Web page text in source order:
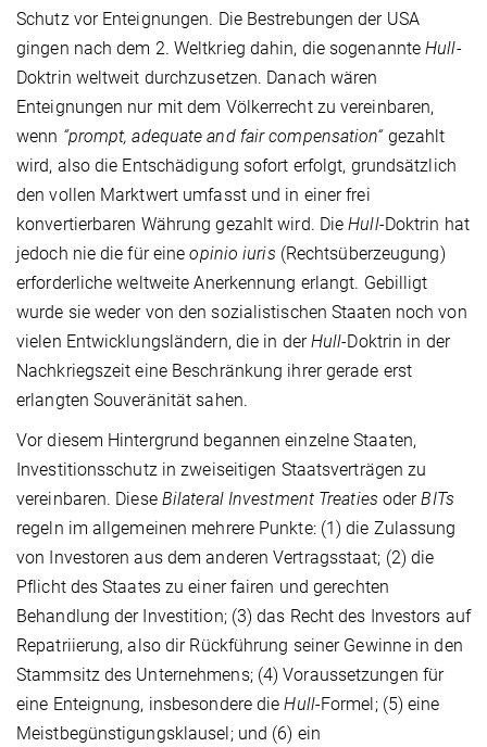
Schutz vor Enteignungen. Die Bestrebungen der USA
gingen nach dem 2. Weltkrieg dahin, die sogenannteHull-
Doktrin weltweit durchzusetzen. Danach wären
Enteignungen nur mit dem Völkerrecht zu vereinbaren,
wenn “prompt, adequate and fair compensation“gezahlt
wird, also die Entschädigung sofort erfolgt, grundsätzlich
den vollen Marktwert umfasst und in einer frei
konvertierbaren Währung gezahlt wird. DieHull-Doktrin hat
jedoch nie die für eineopinio iuris (Rechtsüberzeugung)
erforderliche weltweite Anerkennung erlangt. Gebilligt
wurde sie weder von den sozialistischen Staaten noch von
vielen Entwicklungsländern, die in derHull-Doktrin in der
Nachkriegszeit eine Beschränkung ihrer gerade erst
erlangten Souveränität sahen.
Vor diesem Hintergrund begannen einzelne Staaten,
Investitionsschutz in zweiseitigen Staatsverträgen zu
vereinbaren. Diese Bilateral Investment Treaties oderBITs
regeln im allgemeinen mehrere Punkte: (1) die Zulassung
von Investoren aus dem anderen Vertragsstaat; (2) die
Pflicht des Staates zu einer fairen und gerechten
Behandlung der Investition; (3) das Recht des Investors auf
Repatriierung, also dir Rückführung seiner Gewinne in den
Stammsitz des Unternehmens; (4) Voraussetzungen für
eine Enteignung, insbesondere dieHull-Formel; (5) eine
Meistbegünstigungsklausel; und (6) ein